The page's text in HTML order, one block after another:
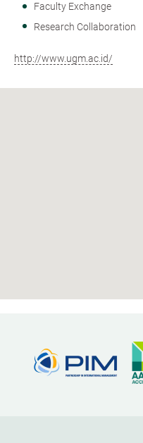
Faculty Exchange
Research Collaboration
http://www.ugm.ac.id/